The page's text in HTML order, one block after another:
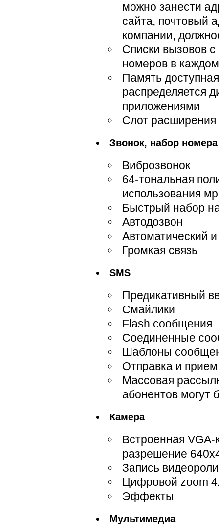
можно занести
сайта, почтовый
компании,
Списки вызовов
номеров в
Память
распределяется
приложениями
Слот расширения
Звонок, набор номера
Виброзвонок
64-тональная
использования
Быстрый набор
Автодозвон
Автоматический
Громкая связь
SMS
Предикативный
Смайлики
Flash сообщения
Соединенные
Шаблоны
Отправка и
Массовая
абонентов могут
Камера
Встроенная
разрешение
Запись
Цифровой zoom
Эффекты
Мультимедиа